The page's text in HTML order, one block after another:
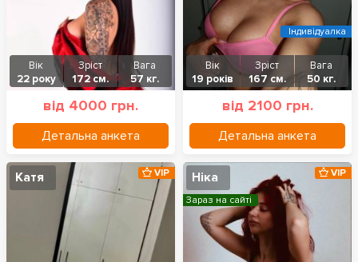
Вік
22 року
Зріст
172 см.
Вага
57 кг.
від 4000 грн.
Детальна анкета
Вік
19 років
Зріст
167 см.
Вага
50 кг.
від 2100 грн.
Детальна анкета
Індивідуалка
Катя VIP Ніка VIP
Зараз на сайті